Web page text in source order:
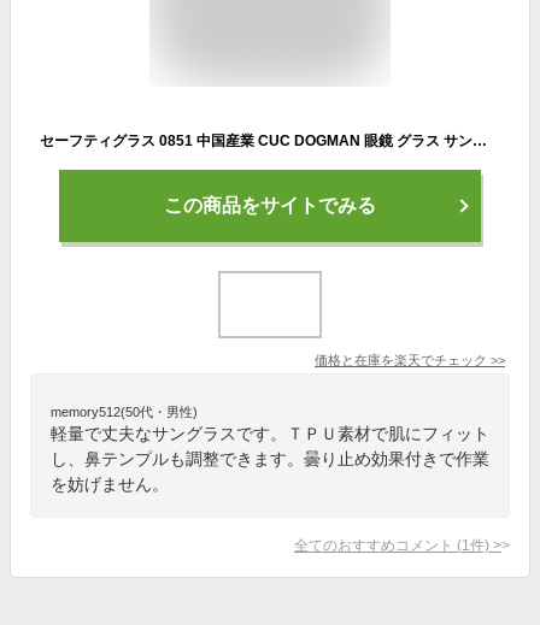
セーフティグラス 0851 中国産業 CUC DOGMAN 眼鏡 グラス サングラス カジュアル 男性用 メンズ 女性用 レディース 男女兼用 ユニセックス オールシーズン ハードコート 軽量 曇り止め
この商品をサイトでみる
価格と在庫を楽天でチェック >>
memory512(50代・男性)
軽量で丈夫なサングラスです。ＴＰＵ素材で肌にフィット
し、鼻テンプルも調整できます。曇り止め効果付きで作業
を妨げません。
全てのおすすめコメント (1 件) >